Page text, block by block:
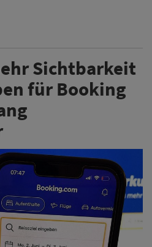
Sichtbarkeit
für Booking